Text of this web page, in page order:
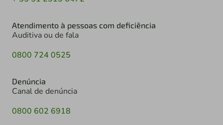
Atendimento à pessoas com deficiência
Auditiva ou de fala
0800 724 0525
Denúncia
Canal de denúncia
0800 602 6918